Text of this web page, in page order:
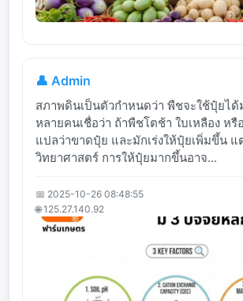
👤 Admin
สภาพดินเป็นตัวกำหนดว่า พืชจะใช้ปุ๋ยไ
หลายคนเชื่อว่า ถ้าพืชโตช้า ใบเหลือง ห
แปลว่าขาดปุ๋ย และมักเร่งให้ปุ๋ยเพิ่มขึ้น แ
วิทยาศาสตร์ การให้ปุ๋ยมากขึ้นอาจ...
📅 2025-10-26 08:48:55
🌐 125.27.140.92